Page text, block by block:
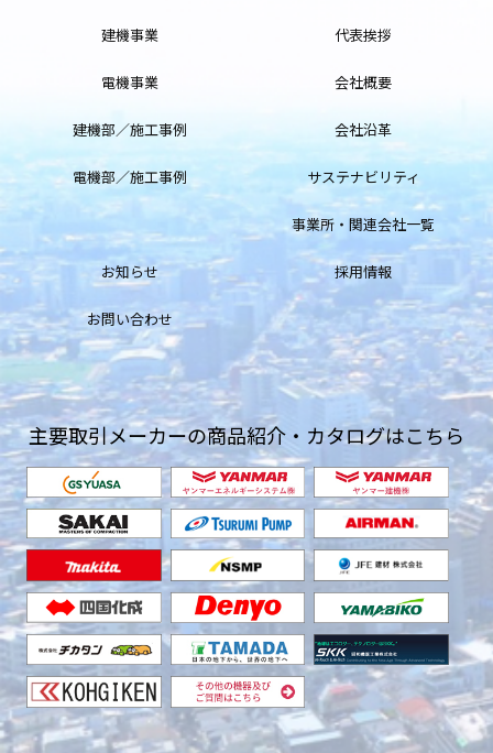
建機事業
電機事業
建機部／施工事例
電機部／施工事例
代表挨拶
会社概要
会社沿革
サステナビリティ
事業所・関連会社一覧
お知らせ 採用情報
お問い合わせ
主要取引メーカーの商品紹介・カタログはこちら